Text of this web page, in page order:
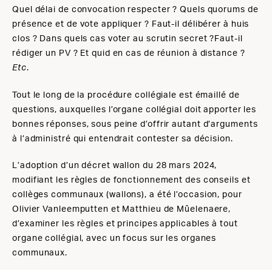
Quel délai de convocation respecter ? Quels quorums de
présence et de vote appliquer ? Faut-il délibérer à huis
clos ? Dans quels cas voter au scrutin secret ?Faut-il
rédiger un PV ? Et quid en cas de réunion à distance ?
Etc.
Tout le long de la procédure collégiale est émaillé de
questions, auxquelles l’organe collégial doit apporter les
bonnes réponses, sous peine d’offrir autant d’arguments
à l’administré qui entendrait contester sa décision.
L’adoption d’un décret wallon du 28 mars 2024,
modifiant les règles de fonctionnement des conseils et
collèges communaux (wallons), a été l’occasion, pour
Olivier Vanleemputten et Matthieu de Mûelenaere,
d’examiner les règles et principes applicables à tout
organe collégial, avec un focus sur les organes
communaux.